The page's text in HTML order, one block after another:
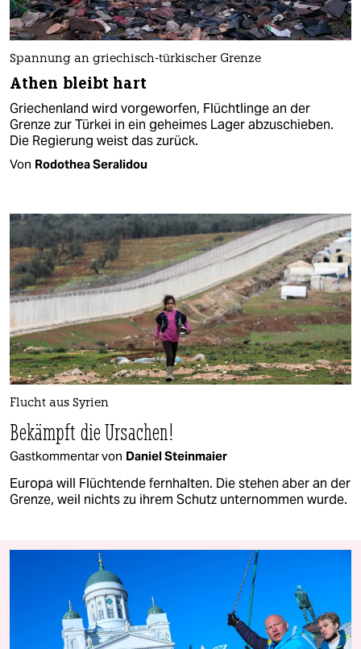
Spannung an griechisch-türkischer Grenze
Athen bleibt hart
Griechenland wird vorgeworfen, Flüchtlinge an der
Grenze zur Türkei in ein geheimes Lager abzuschieben.
Die Regierung weist das zurück.
Von Rodothea Seralidou
Flucht aus Syrien
Bekämpft die Ursachen!
Gastkommentar von Daniel Steinmaier
Europa will Flüchtende fernhalten. Die stehen aber an der
Grenze, weil nichts zu ihrem Schutz unternommen wurde.